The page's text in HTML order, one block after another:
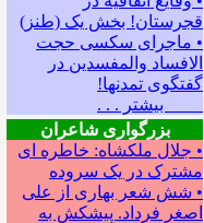
قجرستان! بخش یک (طنز)
• ماجرای سکسی حجت
الافساد والمفسدین در
گفتگوی تمدنها!
بیشتر . . .
بزرگواری شاعران
• جلال ملکشاه: خاطره ای
مشترک در یک سروده
• شش شعر بهاری از علی
اصغر فرداد. پیشکش به